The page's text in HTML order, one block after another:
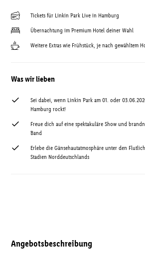
Tickets für Linkin Park Live in Hamburg
Übernachtung im Premium Hotel deiner Wahl
Weitere Extras wie Frühstück, je nach gewähltem
Was wir lieben
Sei dabei, wenn Linkin Park am 01. oder
Hamburg rockt!
Freue dich auf eine spektakuläre Show und
Band
Erlebe die Gänsehautatmosphäre unter den
Stadien Norddeutschlands
Angebotsbeschreibung